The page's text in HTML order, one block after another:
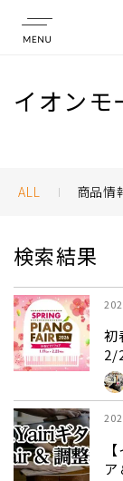
店舗情報
イオンモ
ALL 商品情
検索結果
初
2/
ア